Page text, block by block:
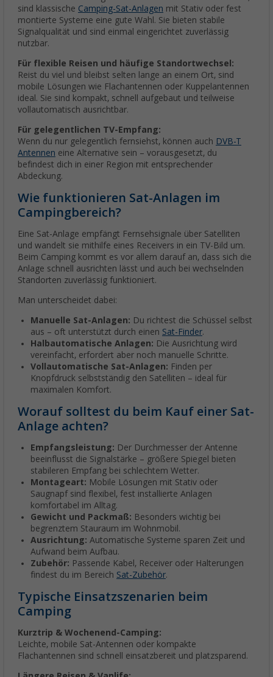
sind klassische Camping-Sat-Anlagen mit Stativ oder fest
montierte Systeme eine gute Wahl. Sie bieten stabile
Signalqualität und sind einmal eingerichtet zuverlässig
nutzbar.
Für flexible Reisen und häufige Standortwechsel:
Reist du viel und bleibst selten lange an einem Ort, sind
mobile Lösungen wie Flachantennen oder Kuppelantennen
ideal. Sie sind kompakt, schnell aufgebaut und teilweise
vollautomatisch ausrichtbar.
Für gelegentlichen TV-Empfang:
Wenn du nur gelegentlich fernsiehst, können auch DVB-T
Antennen eine Alternative sein – vorausgesetzt, du
befindest dich in einer Region mit entsprechender
Abdeckung.
Wie funktionieren Sat-Anlagen im
Campingbereich?
Eine Sat-Anlage empfängt Fernsehsignale über Satelliten
und wandelt sie mithilfe eines Receivers in ein TV-Bild um.
Beim Camping kommt es vor allem darauf an, dass sich die
Anlage schnell ausrichten lässt und auch bei wechselnden
Standorten zuverlässig funktioniert.
Man unterscheidet dabei:
Manuelle Sat-Anlagen: Du richtest die Schüssel selbst
aus – oft unterstützt durch einen Sat-Finder.
Halbautomatische Anlagen: Die Ausrichtung wird
vereinfacht, erfordert aber noch manuelle Schritte.
Vollautomatische Sat-Anlagen: Finden per
Knopfdruck selbstständig den Satelliten – ideal für
maximalen Komfort.
Worauf solltest du beim Kauf einer Sat-
Anlage achten?
Empfangsleistung: Der Durchmesser der Antenne
beeinflusst die Signalstärke – größere Spiegel bieten
stabileren Empfang bei schlechtem Wetter.
Montageart: Mobile Lösungen mit Stativ oder
Saugnapf sind flexibel, fest installierte Anlagen
komfortabel im Alltag.
Gewicht und Packmaß: Besonders wichtig bei
begrenztem Stauraum im Wohnmobil.
Ausrichtung: Automatische Systeme sparen Zeit und
Aufwand beim Aufbau.
Zubehör: Passende Kabel, Receiver oder Halterungen
findest du im Bereich Sat-Zubehör.
Typische Einsatzszenarien beim
Camping
Kurztrip & Wochenend-Camping:
Leichte, mobile Sat-Antennen oder kompakte
Flachantennen sind schnell einsatzbereit und platzsparend.